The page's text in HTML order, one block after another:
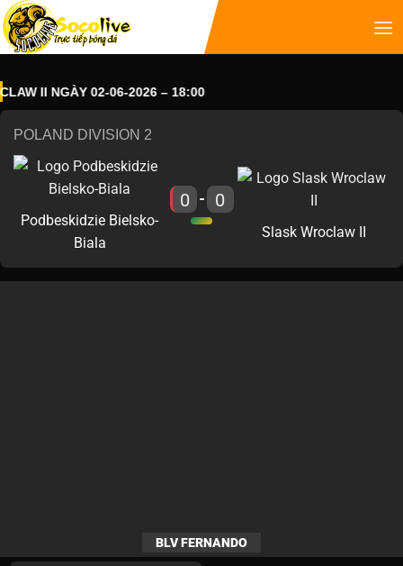
II NGÀY 02-06-2026 – 18:00
POLAND DIVISION 2
Podbeskidzie Bielsko-
Biala
0 - 0
Slask Wroclaw II
BLV FERNANDO